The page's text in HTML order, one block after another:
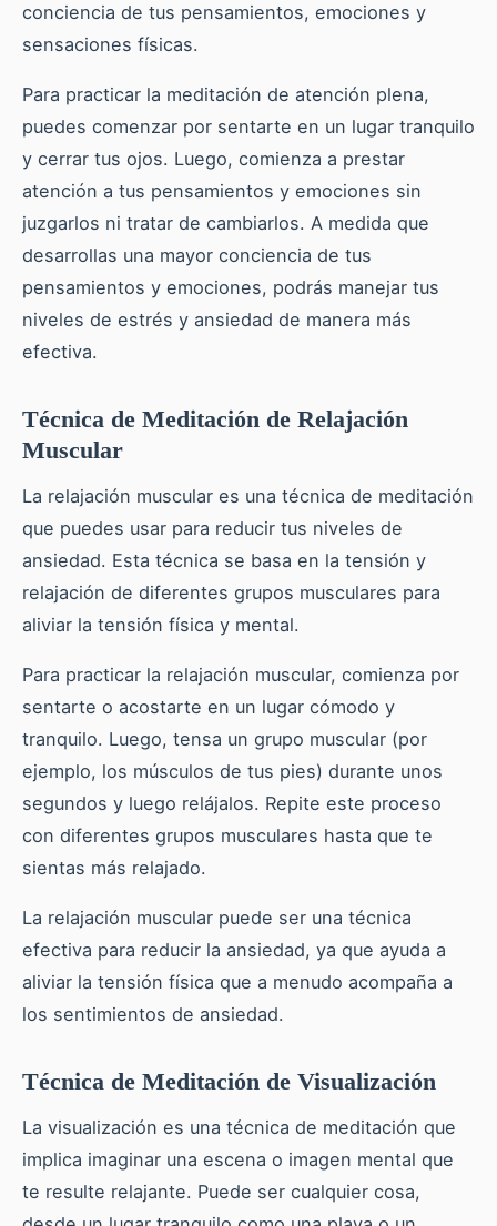
conciencia de tus pensamientos, emociones y
sensaciones físicas.
Para practicar la meditación de atención plena,
puedes comenzar por sentarte en un lugar tranquilo
y cerrar tus ojos. Luego, comienza a prestar
atención a tus pensamientos y emociones sin
juzgarlos ni tratar de cambiarlos. A medida que
desarrollas una mayor conciencia de tus
pensamientos y emociones, podrás manejar tus
niveles de estrés y ansiedad de manera más
efectiva.
Técnica de Meditación de Relajación
Muscular
La relajación muscular es una técnica de meditación
que puedes usar para reducir tus niveles de
ansiedad. Esta técnica se basa en la tensión y
relajación de diferentes grupos musculares para
aliviar la tensión física y mental.
Para practicar la relajación muscular, comienza por
sentarte o acostarte en un lugar cómodo y
tranquilo. Luego, tensa un grupo muscular (por
ejemplo, los músculos de tus pies) durante unos
segundos y luego relájalos. Repite este proceso
con diferentes grupos musculares hasta que te
sientas más relajado.
La relajación muscular puede ser una técnica
efectiva para reducir la ansiedad, ya que ayuda a
aliviar la tensión física que a menudo acompaña a
los sentimientos de ansiedad.
Técnica de Meditación de Visualización
La visualización es una técnica de meditación que
implica imaginar una escena o imagen mental que
te resulte relajante. Puede ser cualquier cosa,